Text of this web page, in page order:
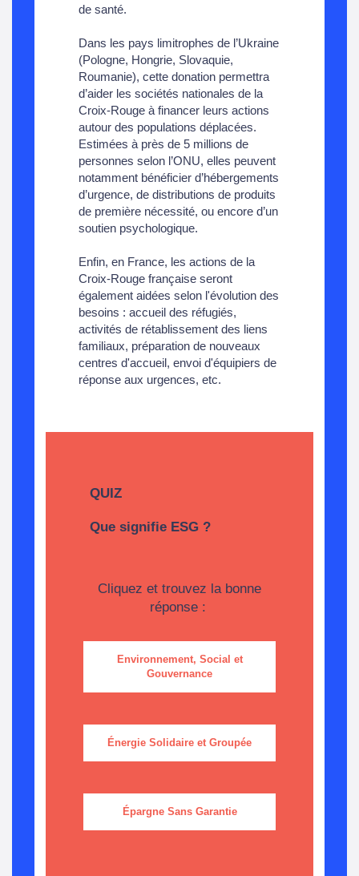
de santé.
Dans les pays limitrophes de l’Ukraine
(Pologne, Hongrie, Slovaquie,
Roumanie), cette donation permettra
d’aider les sociétés nationales de la
Croix-Rouge à financer leurs actions
autour des populations déplacées.
Estimées à près de 5 millions de
personnes selon l’ONU, elles peuvent
notamment bénéficier d’hébergements
d’urgence, de distributions de produits
de première nécessité, ou encore d’un
soutien psychologique.
Enfin, en France, les actions de la
Croix-Rouge française seront
également aidées selon l'évolution des
besoins : accueil des réfugiés,
activités de rétablissement des liens
familiaux, préparation de nouveaux
centres d'accueil, envoi d'équipiers de
réponse aux urgences, etc.
QUIZ
Que signifie ESG ?
Cliquez et trouvez la bonne
réponse :
Environnement, Social et
Gouvernance
Énergie Solidaire et Groupée
Épargne Sans Garantie